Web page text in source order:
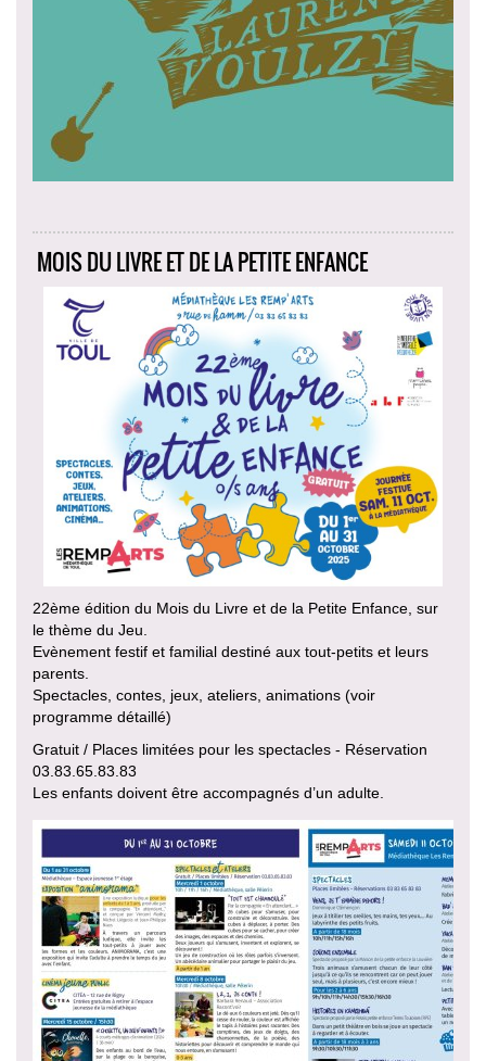
MOIS DU LIVRE ET DE LA PETITE ENFANCE
22ème édition du Mois du Livre et de la Petite Enfance, sur
le thème du Jeu.
Evènement festif et familial destiné aux tout-petits et leurs
parents.
Spectacles, contes, jeux, ateliers, animations (voir
programme détaillé)
Gratuit / Places limitées pour les spectacles - Réservation
03.83.65.83.83
Les enfants doivent être accompagnés d’un adulte.